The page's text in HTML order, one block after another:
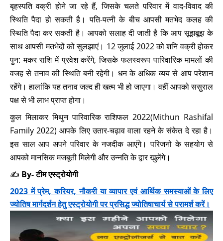
बृहस्पति वक्री होने जा रहे हैं, जिसके चलते परिवार में वाद-विवाद की
स्थिति पैदा हो सकती है। पति-पत्नी के बीच आपसी मतभेद कलह की
स्थिति पैदा कर सकती है। आपको सलाह दी जाती है कि आप सूझबूझ के
साथ आपसी मतभेदों को सुलझाएं। 12 जुलाई 2022 को शनि वक्री होकर
पुन: मकर राशि में प्रवेश करेंगे, जिसके फलस्वरूप पारिवारिक मामलों की
वजह से तनाव की स्थिति बनी रहेगी। धन के अधिक व्यय से आप परेशान
रहेंगे। हालांकि यह तनाव जल्द ही खत्म भी हो जाएगा। वहीं आपको ससुराल
पक्ष से भी लाभ प्राप्त होगा।
कुल मिलाकर मिथुन पारिवारिक राशिफल 2022(Mithun Rashifal
Family 2022) आपके लिए उतार-चढ़ाव वाला रहने के संकेत दे रहा है।
इस साल आप अपने परिवार के नजदीक आएंगे। परिजनो के सहयोग से
आपको मानसिक मजबूती मिलेगी और उन्नति के द्वार खुलेंगे।
✍️ By- टीम एस्ट्रोयोगी
2023 में प्रेम, करियर, नौकरी या व्यापार एवं आर्थिक समस्याओं के लिए
ज्योतिष मार्गदर्शन हेतु एस्ट्रोयोगी पर प्रसिद्ध ज्योतिषाचार्य से परामर्श करें।